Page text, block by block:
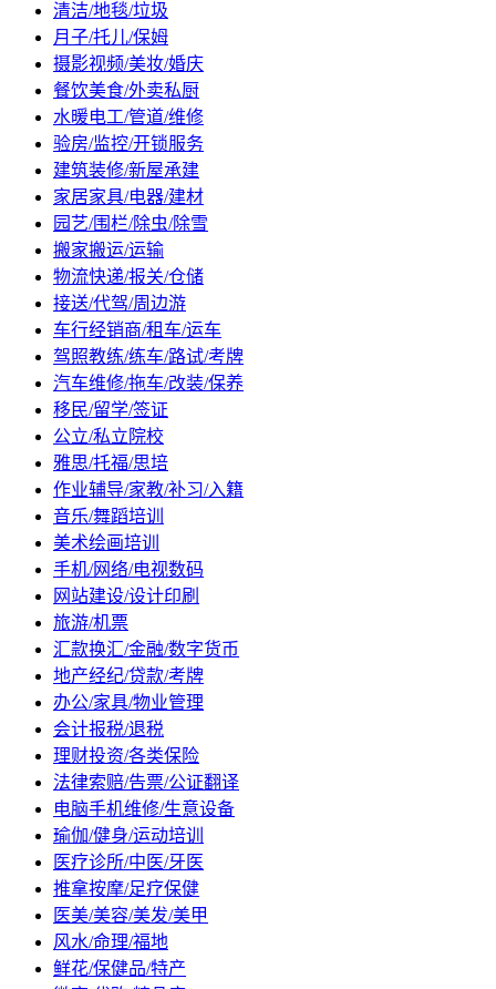
清洁/地毯/垃圾
月子/托儿/保姆
摄影视频/美妆/婚庆
餐饮美食/外卖私厨
水暖电工/管道/维修
验房/监控/开锁服务
建筑装修/新屋承建
家居家具/电器/建材
园艺/围栏/除虫/除雪
搬家搬运/运输
物流快递/报关/仓储
接送/代驾/周边游
车行经销商/租车/运车
驾照教练/练车/路试/考牌
汽车维修/拖车/改装/保养
移民/留学/签证
公立/私立院校
雅思/托福/思培
作业辅导/家教/补习/入籍
音乐/舞蹈培训
美术绘画培训
手机/网络/电视数码
网站建设/设计印刷
旅游/机票
汇款换汇/金融/数字货币
地产经纪/贷款/考牌
办公/家具/物业管理
会计报税/退税
理财投资/各类保险
法律索赔/告票/公证翻译
电脑手机维修/生意设备
瑜伽/健身/运动培训
医疗诊所/中医/牙医
推拿按摩/足疗保健
医美/美容/美发/美甲
风水/命理/福地
鲜花/保健品/特产